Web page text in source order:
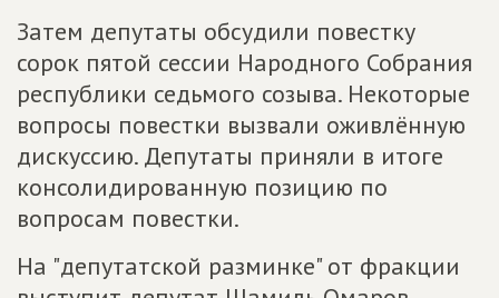
Затем депутаты обсудили повестку
сорок пятой сессии Народного Собрания
республики седьмого созыва. Некоторые
вопросы повестки вызвали оживлённую
дискуссию. Депутаты приняли в итоге
консолидированную позицию по
вопросам повестки.
На "депутатской разминке" от фракции